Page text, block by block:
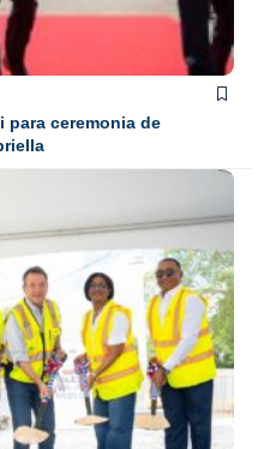
para ceremonia de